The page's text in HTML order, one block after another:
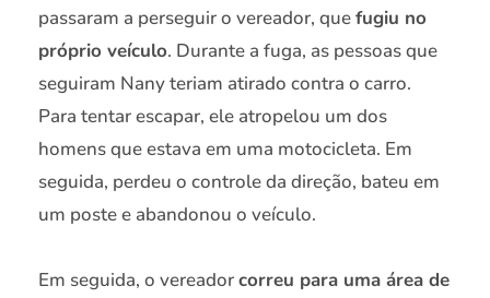
passaram a perseguir o vereador, quefugiu no
próprio veículo. Durante a fuga, as pessoas que
seguiram Nany teriam atirado contra o carro.
Para tentar escapar, ele atropelou um dos
homens que estava em uma motocicleta. Em
seguida, perdeu o controle da direção, bateu em
um poste e abandonou o veículo.
Em seguida, o vereadorcorreu para uma área de